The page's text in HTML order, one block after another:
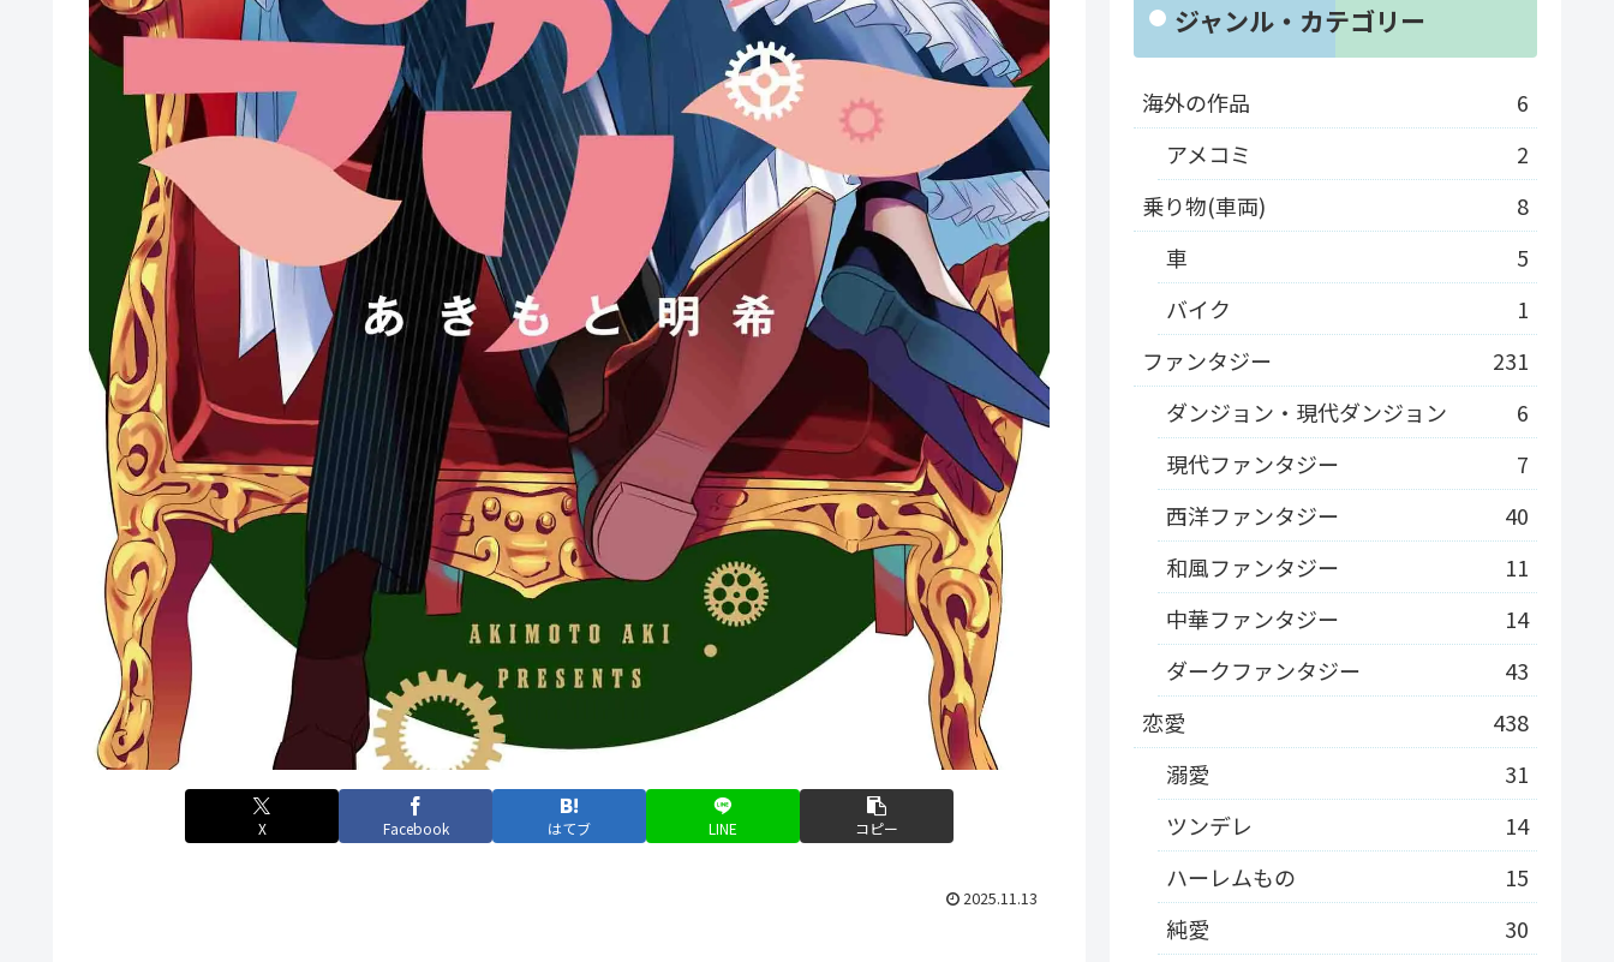
X Facebook はてブ LINE コピー
2025.11.13
ジャンル・カテゴリー
海外の作品
6
アメコミ
2
乗り物(車両)
8
車
5
バイク
1
ファンタジー
231
ダンジョン・現代ダンジョン
6
現代ファンタジー
7
西洋ファンタジー
40
和風ファンタジー
11
中華ファンタジー
14
ダークファンタジー
43
恋愛
438
溺愛
31
ツンデレ
14
ハーレムもの
15
純愛
30